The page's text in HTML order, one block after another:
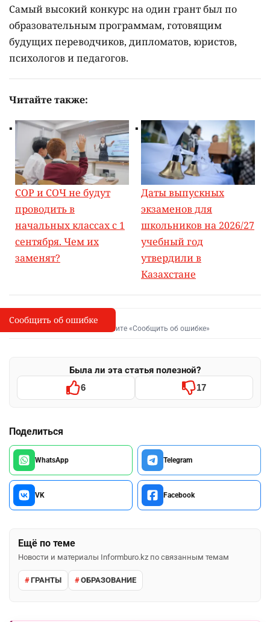
Самый высокий конкурс на один грант был по
образовательным программам, готовящим
будущих переводчиков, дипломатов, юристов,
психологов и педагогов.
Читайте также:
СОР и СОЧ не будут
проводить в
начальных классах с 1
сентября. Чем их
заменят?
Даты выпускных
экзаменов для
школьников на 2026/27
учебный год
утвердили в
Казахстане
I
Сообщить об опечатке
Выделите фрагмент и нажмите «Сообщить об ошибке»
Была ли эта статья полезной?
6 17
Поделиться
WhatsApp Telegram
VK Facebook
Ещё по теме
Новости и материалы Informburo.kz по связанным темам
ГРАНТЫ ОБРАЗОВАНИЕ
Сообщить об ошибке